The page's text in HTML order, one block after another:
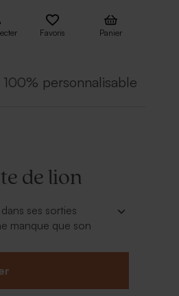
Favoris Panier
100% personnalisable
de lion
ses sorties
manque que son